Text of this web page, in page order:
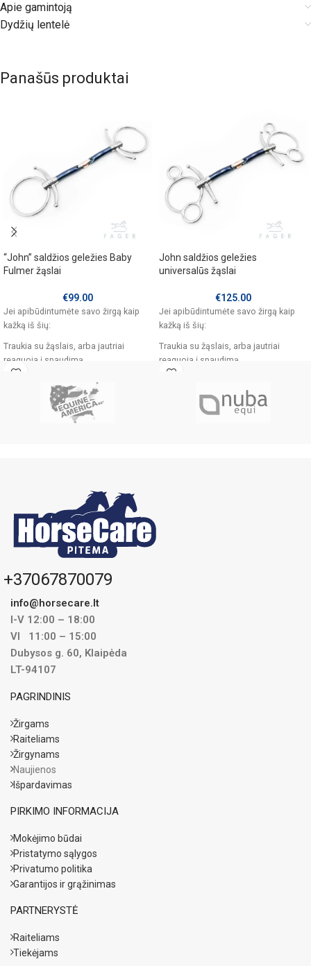
Apie gamintoją
Dydžių lentelė
Panašūs produktai
“John” saldžios geležies Baby
Fulmer žąslai
€99.00
Jei apibūdintumėte savo žirgą kaip
kažką iš šių:
Traukia su žąslais, arba jautriai
reaguoja į spaudimą.
Lengvai atsiranda žaizdos lūpų
kampučiuose. .
Netvirtas ir sunkiai valdomas.
Varžyboms patvirtintas dizainas.
John saldžios geležies
universalūs žąslai
€125.00
Jei apibūdintumėte savo žirgą kaip
kažką iš šių:
Traukia su žąslais, arba jautriai
reaguoja į spaudimą.
Lengvai atsiranda žaizdos lūpų
Varžyboms patvirtintas dizainas
+37067870079
info@horsecare.lt
I-V 12:00 – 18:00
VI 11:00 – 15:00
Dubysos g. 60, Klaipėda
LT-94107
PAGRINDINIS
Žirgams
Raiteliams
Žirgynams
Naujienos
Išpardavimas
PIRKIMO INFORMACIJA
Mokėjimo būdai
Pristatymo sąlygos
Privatumo politika
Garantijos ir grąžinimas
PARTNERYSTĖ
Raiteliams
Tiekėjams